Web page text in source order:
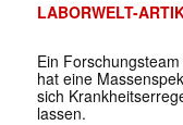
LABORWELT-
Ein
hat eine
sich
lassen.